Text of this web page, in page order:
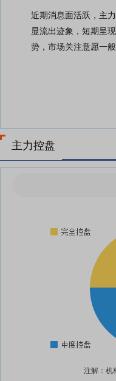
近期消息面活跃，主
显流出迹象，短期呈
势，市场关注意愿一般
主力控盘
注解：机